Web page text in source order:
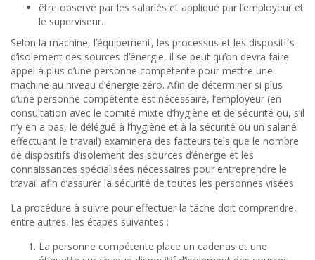
être observé par les salariés et appliqué par l’employeur et
le superviseur.
Selon la machine, l’équipement, les processus et les dispositifs
d’isolement des sources d’énergie, il se peut qu’on devra faire
appel à plus d’une personne compétente pour mettre une
machine au niveau d’énergie zéro. Afin de déterminer si plus
d’une personne compétente est nécessaire, l’employeur (en
consultation avec le comité mixte d’hygiène et de sécurité ou, s’il
n’y en a pas, le délégué à l’hygiène et à la sécurité ou un salarié
effectuant le travail) examinera des facteurs tels que le nombre
de dispositifs d’isolement des sources d’énergie et les
connaissances spécialisées nécessaires pour entreprendre le
travail afin d’assurer la sécurité de toutes les personnes visées.
La procédure à suivre pour effectuer la tâche doit comprendre,
entre autres, les étapes suivantes :
La personne compétente place un cadenas et une